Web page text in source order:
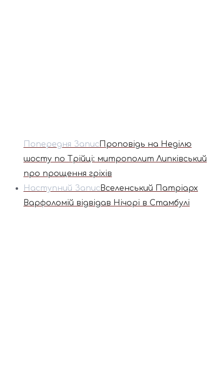
Попередня ЗаписПроповідь на Неділю
шосту по Трійці: митрополит Липківський
про прощення гріхів
Наступний Запис Вселенський Патріарх
Варфоломій відвідав Нічорі в Стамбулі